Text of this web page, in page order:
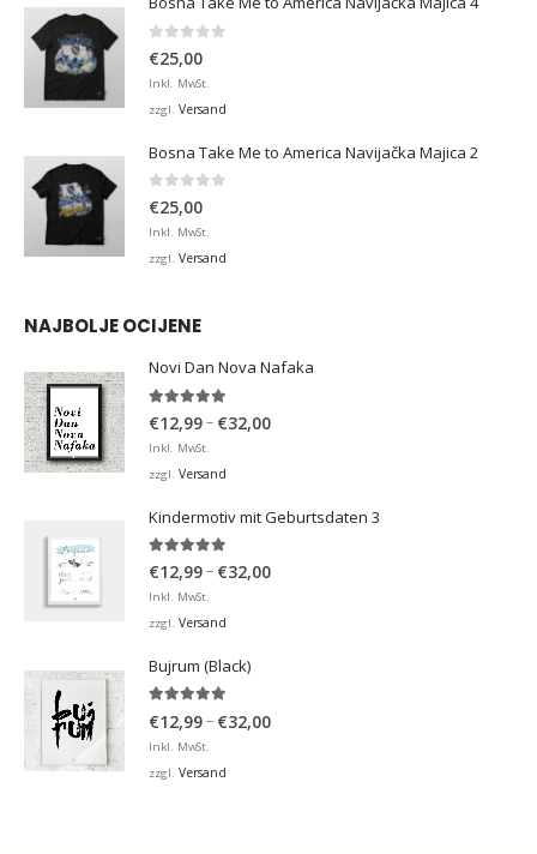
€25,00
Inkl. MwSt.
zzgl. Versand
Bosna Take Me to America Navijačka Majica 2
0 von 5
€25,00
Inkl. MwSt.
zzgl. Versand
NAJBOLJE OCIJENE
Novi Dan Nova Nafaka
€12,99– €32,00Preisspanne:
Inkl. MwSt.
zzgl. Versand
Kindermotiv mit Geburtsdaten 3
5.00von 5
€12,99– €32,00Preisspanne:
Inkl. MwSt.
zzgl. Versand
Bujrum (Black)
€12,99– €32,00Preisspanne:
Inkl. MwSt.
zzgl. Versand